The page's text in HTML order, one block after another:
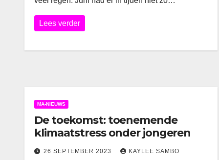
Lees verder
MA-NIEUWS
De toekomst: toenemende
klimaatstress onder jongeren
26 SEPTEMBER 2023 KAYLEE SAMBO